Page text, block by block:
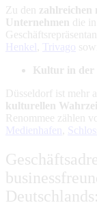
Zu den
zahlreichen
Unternehmen die
Henkel
Trivago
Kultur in der
Düsseldorf ist mehr
kulturellen
Renommee zählen
Medienhafen